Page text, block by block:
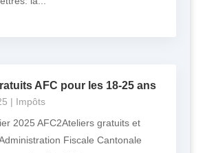
AFC pour les 18-25 ans
| Impôts
2025 AFC2Ateliers gratuits et
Fiscale Cantonale